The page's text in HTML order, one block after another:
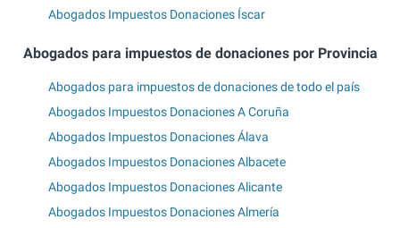
Abogados Impuestos Donaciones Íscar
Abogados para impuestos de donaciones por Provincia
Abogados para impuestos de donaciones de todo el país
Abogados Impuestos Donaciones A Coruña
Abogados Impuestos Donaciones Álava
Abogados Impuestos Donaciones Albacete
Abogados Impuestos Donaciones Alicante
Abogados Impuestos Donaciones Almería